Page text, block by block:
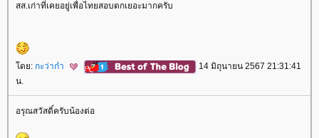
สส.เก่าที่เคยอยู่เพื่อไทยสอบตกเยอะมากครับ
ดย: กะว่าก๋า
14 มิถุนายน 2567 21:31:41
น.
อรุณสวัสดิ์ครับน้องต่อ